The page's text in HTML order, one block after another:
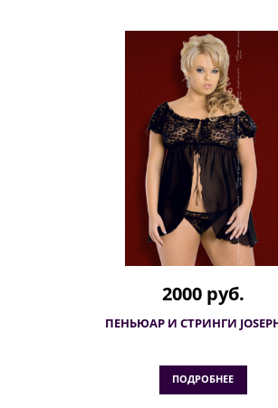
2000 руб.
ПЕНЬЮАР И СТРИНГИ
ПОДРОБНЕЕ